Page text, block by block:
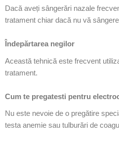
Dacă aveți sângerări nazale
tratament chiar dacă nu vă
Îndepărtarea negilor
Această tehnică este frecvent
tratament.
Cum te pregatesti pentru
Nu este nevoie de o pregătire
testa anemie sau tulburări de